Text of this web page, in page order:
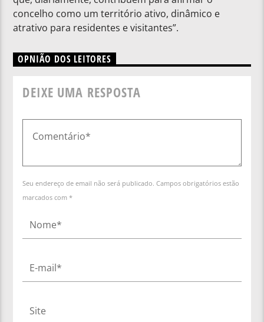
concelho como um território ativo, dinâmico e
atrativo para residentes e visitantes”.
OPNIÃO DOS LEITORES
DEIXE UMA RESPOSTA
Seu endereço de email não será publicado. Campos obrigatórios estão
marcados com *